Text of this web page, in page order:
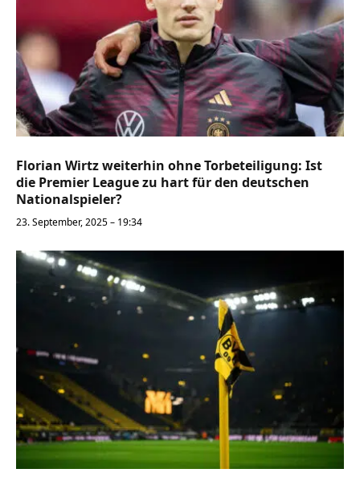
Florian Wirtz weiterhin ohne Torbeteiligung: Ist
die Premier League zu hart für den deutschen
Nationalspieler?
23. September, 2025 – 19:34